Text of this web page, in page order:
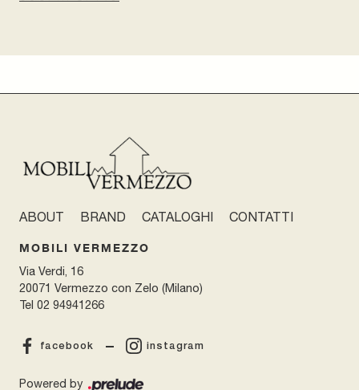
ABOUT BRAND CATALOGHI CONTATTI
MOBILI VERMEZZO
Via Verdi, 16
20071 Vermezzo con Zelo (Milano)
Tel 02 94941266
facebook instagram
Powered by